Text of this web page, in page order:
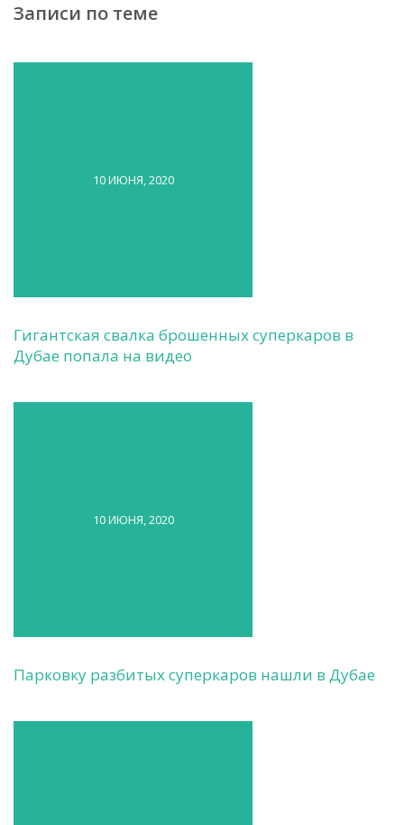
Записи по теме
10 ИЮНЯ, 2020
Гигантская свалка брошенных суперкаров в
Дубае попала на видео
10 ИЮНЯ, 2020
Парковку разбитых суперкаров нашли в Дубае